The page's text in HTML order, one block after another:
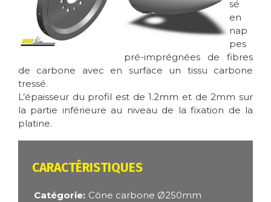
sé
en
nap
pes
pré-imprégnées de fibres
de carbone avec en surface un tissu carbone
tressé.
L’épaisseur du profil est de 1.2mm et de 2mm sur
la partie inférieure au niveau de la fixation de la
platine.
CARACTÉRISTIQUES
Catégorie Cône carbone Ø250mm